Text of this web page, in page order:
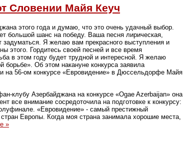
Словении Майя Кеуч
этого года и думаю, что это очень удачный выбор.
большой шанс на победу. Ваша песня лирическая,
задуматься. Я желаю вам прекрасного выступления и
этого. Гордитесь своей песней и все время
в этом году будет трудной и интересной. Я желаю
борьбе». Об этом накануне конкурса заявила
на 56-ом конкурсе «Евровидение» в Дюссельдорфе Майя
клубу Азербайджана на конкурсе «Ogae Azerbaijan» она
все внимание сосредоточила на подготовке к конкурсу:
«Евровидение» - самый престижный
Европы. Когда моя страна занимала хорошие места,
»